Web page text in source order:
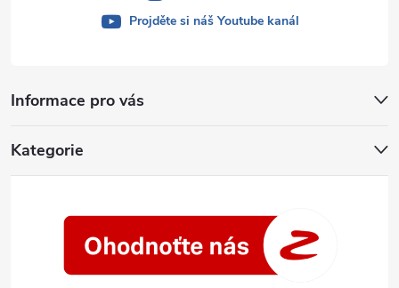
Informace pro vás
Kategorie
Projděte si náš Youtube kanál